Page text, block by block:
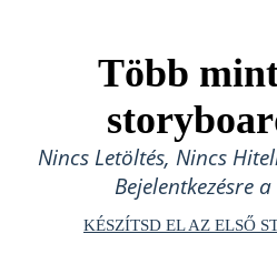
Több
Nincs Letöltés, Nincs
Bejelentkezésre
KÉSZÍTSD EL AZ ELSŐ